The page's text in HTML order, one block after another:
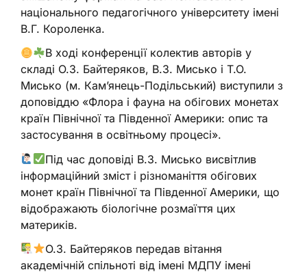
національного педагогічного університету імені
В.Г. Короленка.
В ході конференції колектив авторів у
складі О.З. Байтеряков, В.З. Мисько і Т.О.
Мисько (м. Кам’янець-Подільський) виступили з
доповіддю «Флора і фауна на обігових монетах
країн Північної та Південної Америки: опис та
застосування в освітньому процесі».
Під час доповіді В.З. Мисько висвітлив
інформаційний зміст і різноманіття обігових
монет країн Північної та Південної Америки, що
відображають біологічне розмаїття цих
материків.
О.З. Байтеряков передав вітання
академічній спільноті від імені МДПУ імені